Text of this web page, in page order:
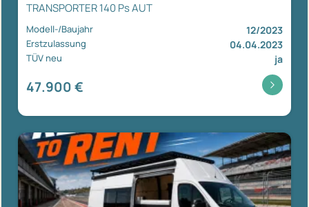
TRANSPORTER 140 Ps AUT
Modell-/Baujahr 12/2023
Erstzulassung 04.04.2023
TÜV neu ja
47.900 €